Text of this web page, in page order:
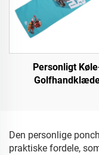
Personligt
Den personlige
praktiske fordele,